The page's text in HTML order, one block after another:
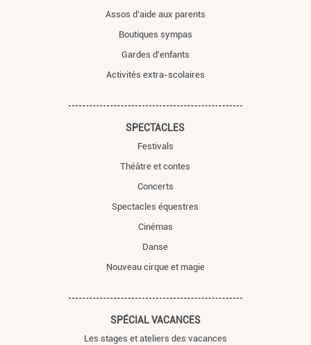
Assos d'aide aux parents
Boutiques sympas
Gardes d'enfants
Activités extra-scolaires
SPECTACLES
Festivals
Théâtre et contes
Concerts
Spectacles équestres
Cinémas
Danse
Nouveau cirque et magie
SPÉCIAL VACANCES
Les stages et ateliers des vacances